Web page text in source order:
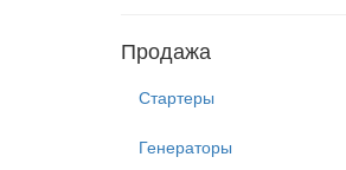
Продажа
Стартеры
Генераторы